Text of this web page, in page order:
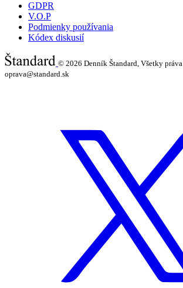
GDPR
V.O.P
Podmienky používania
Kódex diskusií
© 2026 Denník Štandard, Všetky
oprava@standard.sk